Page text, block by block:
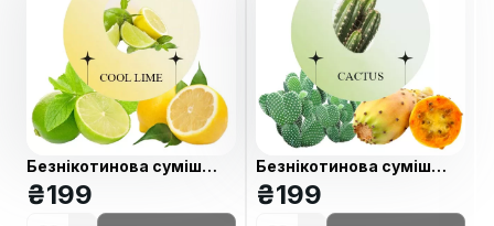
Безнікотинова суміш
Indigo Coollime (Лимон
Лайм) 100 гр
₴199
Безнікотинова суміш
Indigo Cactus (Кактус)
100 гр
₴199